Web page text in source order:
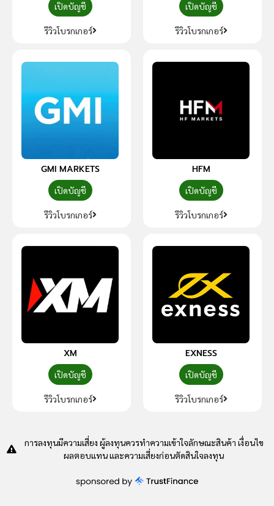
เปิดบัญชี
รีวิวโบรกเกอร์
เปิดบัญชี
รีวิวโบรกเกอร์
GMI MARKETS
เปิดบัญชี
รีวิวโบรกเกอร์
HFM
เปิดบัญชี
รีวิวโบรกเกอร์
XM
เปิดบัญชี
รีวิวโบรกเกอร์
EXNESS
เปิดบัญชี
รีวิวโบรกเกอร์
การลงทุนมีความเสี่ยง ผู้ลงทุนควรทำความเข้าใจลักษณะสินค้า เงื่อนไข
ผลตอบแทน และความเสี่ยงก่อนตัดสินใจลงทุน